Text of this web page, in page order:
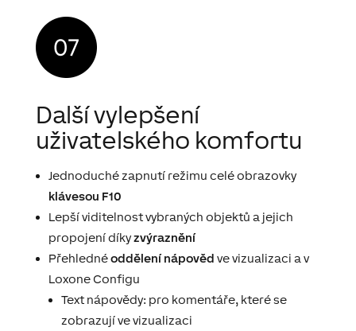
Další vylepšení
uživatelského komfortu
Jednoduché zapnutí režimu celé obrazovky
klávesou F10
Lepší viditelnost vybraných objektů a jejich
propojení díkyzvýraznění
Přehlednéoddělení nápověd ve vizualizaci a v
Loxone Configu
Text nápovědy: pro komentáře, které se
zobrazují ve vizualizaci